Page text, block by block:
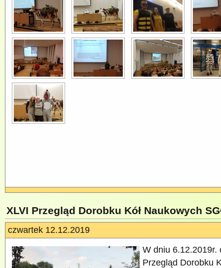
XLVI Przegląd Dorobku Kół Naukowych
czwartek 12.12.2019
W dniu 6.12.2019r.
Przegląd Dorobku